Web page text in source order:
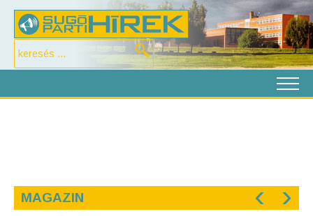
MAGAZIN ‹ ›